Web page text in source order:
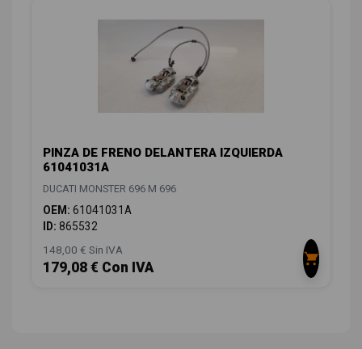
PINZA DE FRENO DELANTERA IZQUIERDA
61041031A
DUCATI MONSTER 696 M 696
OEM: 61041031A
ID: 865532
148,00 € Sin IVA
179,08 € Con IVA